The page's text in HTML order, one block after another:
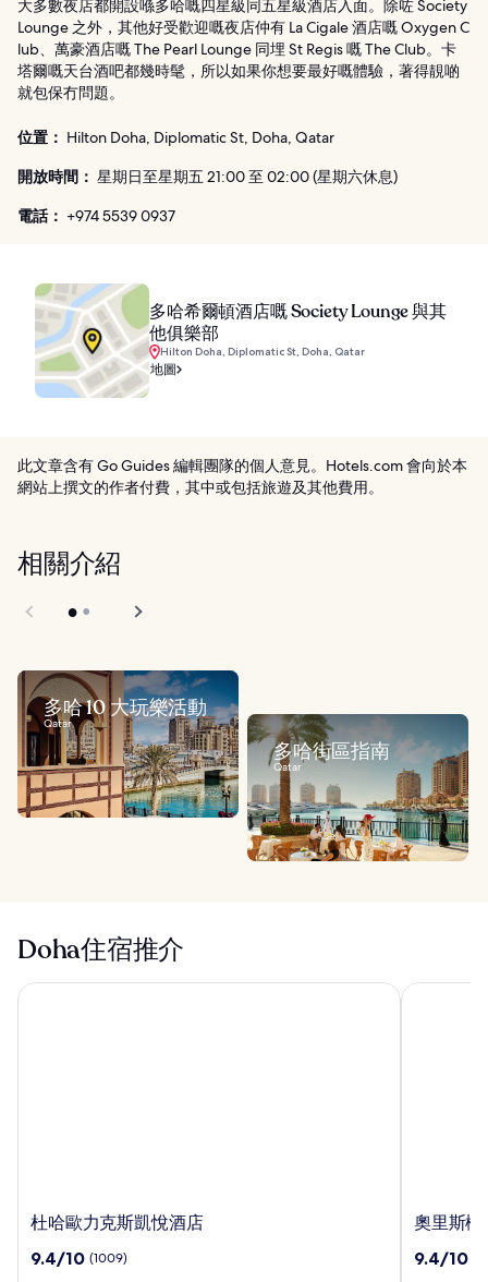
大多數夜店都開設喺多哈嘅四星級同五星級酒店入面。除咗 Society
Lounge 之外，其他好受歡迎嘅夜店仲有 La Cigale 酒店嘅 Oxygen C
lub、萬豪酒店嘅 The Pearl Lounge 同埋 St Regis 嘅 The Club。卡
塔爾嘅天台酒吧都幾時髦，所以如果你想要最好嘅體驗，著得靚啲
就包保冇問題。
位置： Hilton Doha, Diplomatic St, Doha, Qatar
開放時間： 星期日至星期五 21:00 至 02:00 (星期六休息)
電話： +974 5539 0937
多哈希爾頓酒店嘅 Society Lounge 與其
他俱樂部
Hilton Doha, Diplomatic St, Doha, Qatar
地圖
此文章含有 Go Guides 編輯團隊的個人意見。Hotels.com 會向於本
網站上撰文的作者付費，其中或包括旅遊及其他費用。
相關介紹
多哈 10 大玩樂活動
Qatar
多哈街區指南
Qatar
Doha住宿推介
杜
歐
杜哈歐力克斯凱悅酒店
9.4
9.4/10 (1009)
杜哈歐力克斯凱悅酒店
奧
斯
奧里斯機
9.4
9.4/10
奧里斯機